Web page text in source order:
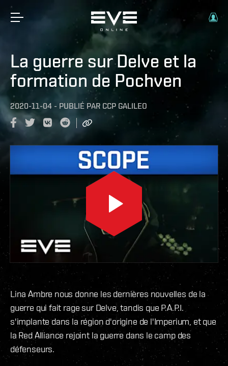
La guerre sur Delve et la
formation de Pochven
2020-11-04 - PUBLIÉ PAR CCP GALILEO
Lina Ambre nous donne les dernières nouvelles de la
guerre qui fait rage sur Delve, tandis que P.A.P.I.
s'implante dans la région d'origine de l'Imperium, et que
la Red Alliance rejoint la guerre dans le camp des
défenseurs.